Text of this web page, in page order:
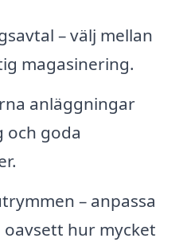
– välj mellan
magasinering.
anläggningar
och goda
– anpassa
hur mycket